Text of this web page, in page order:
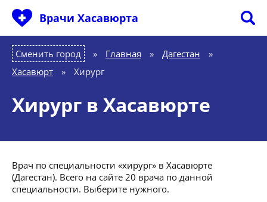
Врачи Хасавюрта
Сменить город Главная » Дагестан
»
Хасавюрт
» Хирург
Хирург в Хасавюрте
Врач по специальности «хирург» в Хасавюрте
(Дагестан). Всего на сайте 20 врача по данной
специальности. Выберите нужного.